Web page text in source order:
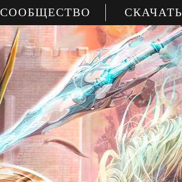
СООБЩЕСТВО СКАЧАТЬ